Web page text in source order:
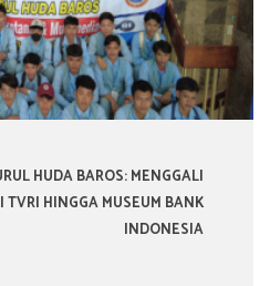
HUDA BAROS: MENGGALI
HINGGA MUSEUM BANK
INDONESIA